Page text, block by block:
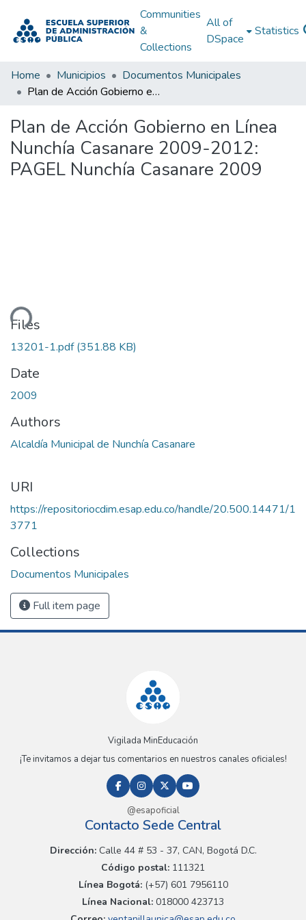
Communities
&
Collections
All of
DSpace
Statistics
Home Municipios
Documentos Municipales
Plan de Acción Gobierno en Línea Nunchía Casanare 2009-2012: PAGEL Nunchía Casanare 2009
Plan de Acción Gobierno en Línea
Nunchía Casanare 2009-2012:
PAGEL Nunchía Casanare 2009
Files
13201-1.pdf(351.88 KB)
Date
2009
Authors
Alcaldía Municipal de Nunchía Casanare
URI
https://repositoriocdim.esap.edu.co/handle/20.500.14471/1
3771
Collections
Documentos Municipales
Full item page
Vigilada MinEducación
¡Te invitamos a dejar tus comentarios en nuestros canales oficiales!
@esapoficial
Contacto Sede Central
Dirección:Calle 44 # 53 - 37, CAN, Bogotá D.C.
Código postal: 111321
Línea Bogotá:(+57) 601 7956110
Línea Nacional: 018000 423713